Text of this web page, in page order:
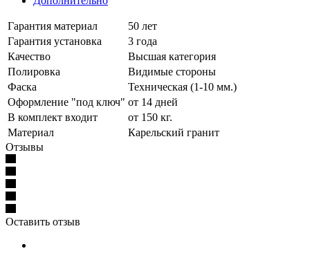
Гарантия материал
50 лет
Гарантия установка
3 года
Качество
Высшая категория
Полировка
Видимые стороны
Фаска
Техническая (1-10 мм.)
Оформление "под ключ" от 14 дней
В комплект входит
от 150 кг.
Материал
Карельский гранит
Отзывы
Оставить отзыв